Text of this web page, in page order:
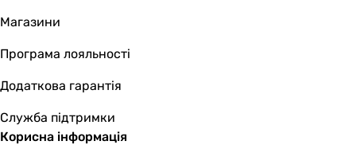
для душа
для душа
для душа
для душа
для душа
Магазини
Програма лояльності
Додаткова гарантія
Служба підтримки
Корисна інформація